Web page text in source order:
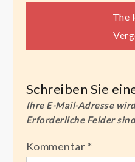
The
Schreiben Sie
Ihre E-Mail-Adresse
Erforderliche Felder
Kommentar *